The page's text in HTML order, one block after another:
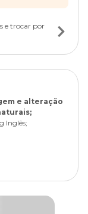
e trocar por
e alteração
Inglês;